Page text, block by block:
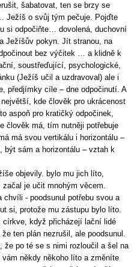
šabatovat, ten se brzy se
Ježíš o svůj tým pečuje. Pojďte
si odpočiňte… dovolená, duchovní
Ježíšův pokyn. Jít stranou, na
bez výčitek … a klidně k
soustřeďující, psychologické,
(Ježíš učil a uzdravoval) ale i
předjímky cíle – dne odpočinutí. A
kde člověk pro ukrácenost
aspoň pro kratičký odpočinek,
člověk má, tím nutněji potřebuje
má svou vertikálu i horizontálu –
být sám a horizontálu – vztah k
objevily. bylo mu jich líto,
je učit mnohým věcem.
- poodsunul potřebu svou a
si, protože mu zástupu bylo líto.
církve, když přicházejí lační lidé
ten plán nezrušil, ale poodsunul.
že po té se s nimi rozloučil a šel na
někdy někoho líto a změníte